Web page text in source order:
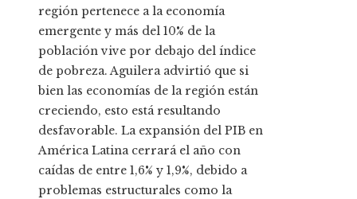
región pertenece a la economía
emergente y más del 10% de la
población vive por debajo del índice
de pobreza. Aguilera advirtió que si
bien las economías de la región están
creciendo, esto está resultando
desfavorable. La expansión del PIB en
América Latina cerrará el año con
caídas de entre 1,6% y 1,9%, debido a
problemas estructurales como la